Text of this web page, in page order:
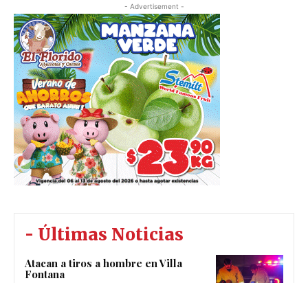
- Advertisement -
- Últimas Noticias
Atacan a tiros a hombre en Villa
Fontana